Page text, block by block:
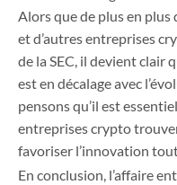
Alors que de plus en
et d’autres entreprises
de la SEC, il devient clair
est en décalage avec
pensons qu’il est
entreprises crypto
favoriser l’innovation
En conclusion, l’affaire